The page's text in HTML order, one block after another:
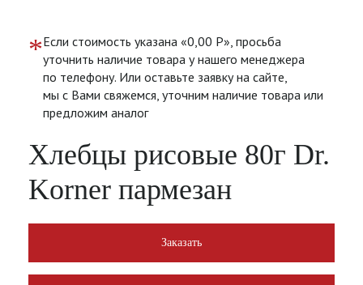
Хлебцы рисовые 80г Dr.
Korner пармезан
*Если стоимость указана «0,00 Р», просьба
уточнить наличие товара у нашего менеджера
по телефону. Или оставьте заявку на сайте,
мы с Вами свяжемся, уточним наличие товара или
предложим аналог
Заказать